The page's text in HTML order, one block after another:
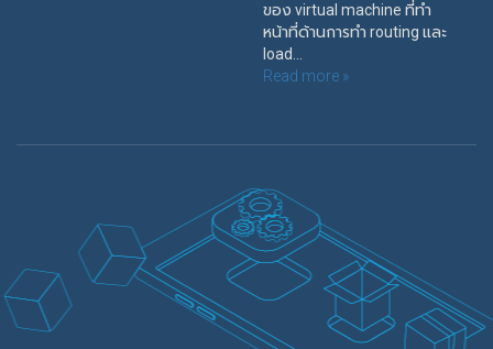
ของ virtual machine ที่ทำ
หน้าที่ด้านการทำ routing และ
load...
Read more »